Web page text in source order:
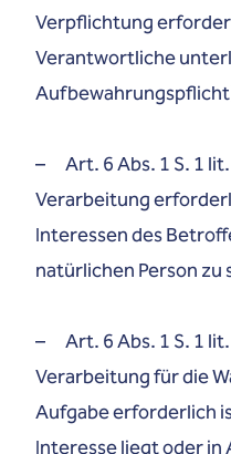
Verpflichtung
Verantwortliche
– Art. 6 Abs. 1 S. 1 lit.
Verarbeitung
Interessen des
natürlichen Person zu
– Art. 6 Abs. 1 S. 1 lit.
Verarbeitung für die
Aufgabe erforderlich
Interesse liegt oder